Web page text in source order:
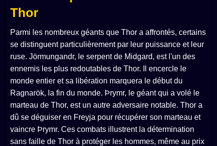
Thor
Parmi les nombreux géants que Thor a affrontés, certains
se distinguent particulièrement par leur puissance et leur
ruse. Jörmungandr, le serpent de Midgard, est l'un des
ennemis les plus redoutables de Thor. Il encercle le
monde entier et sa libération marquera le début du
Ragnarök, la fin du monde. Þrymr, le géant qui a volé le
marteau de Thor, est un autre adversaire notable. Thor a
dû se déguiser en Freyja pour récupérer son marteau et
vaincre Þrymr. Ces combats illustrent la détermination
sans faille de Thor à protéger les hommes, même au prix